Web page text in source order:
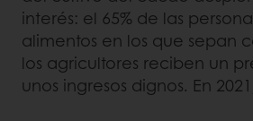
interés: el 65% de las
alimentos en los que sepan
los agricultores reciben un
unos ingresos dignos. En